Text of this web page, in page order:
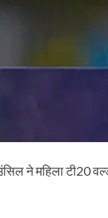
ने महिला टी20